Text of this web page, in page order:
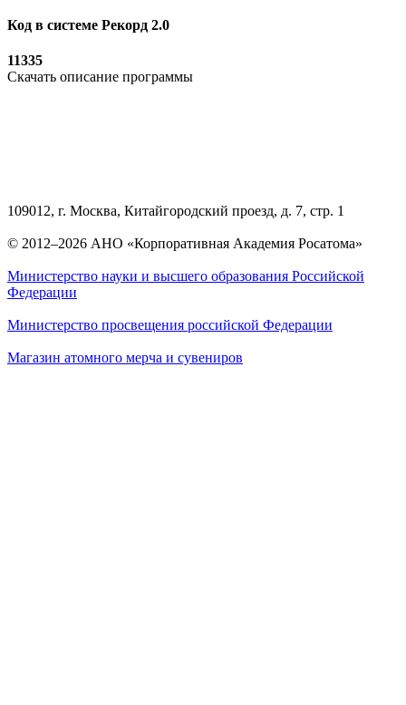
Код в системе Рекорд 2.0
11335
Скачать описание программы
109012, г. Москва, Китайгородский проезд, д. 7, стр. 1
© 2012–2026 АНО «Корпоративная Академия Росатома»
Министерство науки и высшего образования Российской
Федерации
Министерство просвещения российской Федерации
Магазин атомного мерча и сувениров